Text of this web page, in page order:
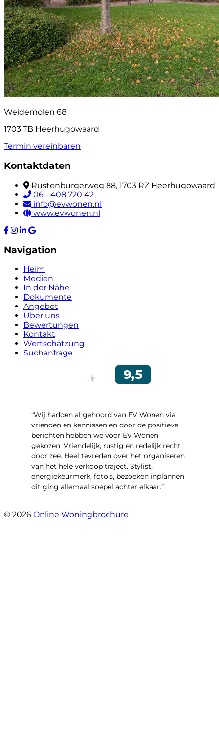
Weidemolen 68
1703 TB Heerhugowaard
Termin vereinbaren
Kontaktdaten
Rustenburgerweg 88, 1703 RZ Heerhugowaard
06 - 408 720 42
info@evwonen.nl
www.evwonen.nl
Navigation
Heim
Medien
In der Nähe
Dokumente
Angebot
Über uns
Bewertungen
Kontakt
Wertschätzung
Suchanfrage
“Wij hadden al gehoord van EV Wonen via
vrienden en kennissen en door de positieve
berichten hebben we voor EV Wonen
gekozen. Vriendelijk, rustig en redelijk recht
door zee. Heel tevreden over het organiseren
van het hele verkoop traject. Stylist,
energiekeurmerk, foto's, bezoeken inplannen
dit ging allemaal soepel achter elkaar.”
© 2026 Online Woningbrochure